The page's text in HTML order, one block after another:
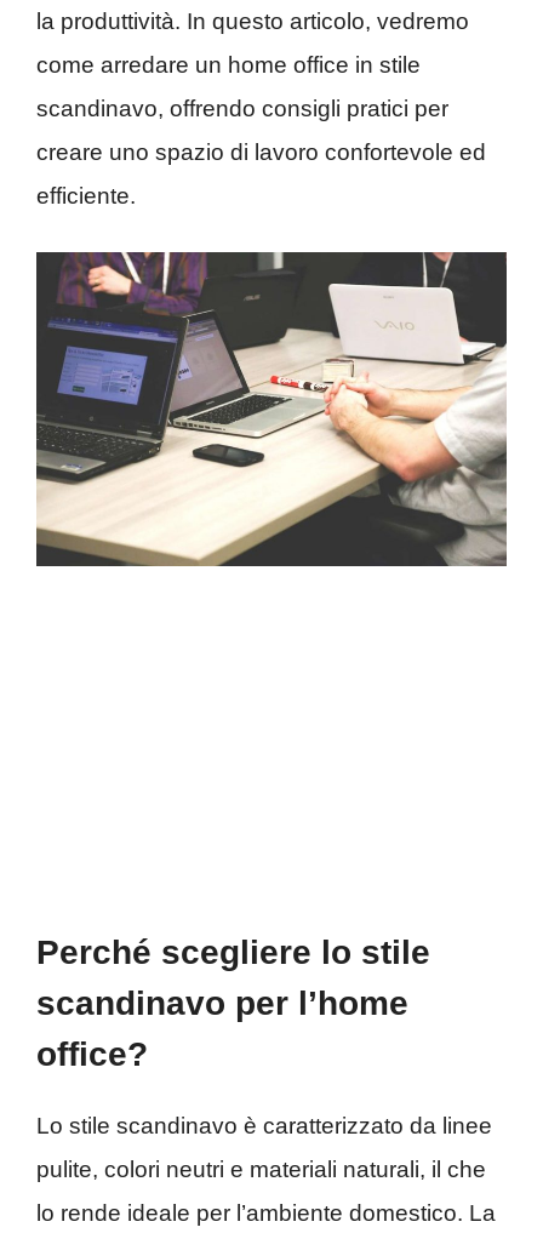
la produttività. In questo articolo, vedremo
come arredare un home office in stile
scandinavo, offrendo consigli pratici per
creare uno spazio di lavoro confortevole ed
efficiente.
Perché scegliere lo stile
scandinavo per l’home
office?
Lo stile scandinavo è caratterizzato da linee
pulite, colori neutri e materiali naturali, il che
lo rende ideale per l’ambiente domestico. La